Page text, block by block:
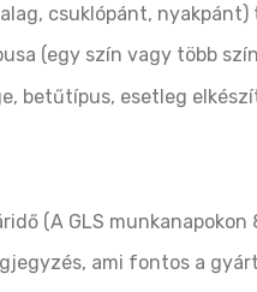
csuklópánt, nyakpánt)
(egy szín vagy több
betűtípus, esetleg
(A GLS
ami fontos a